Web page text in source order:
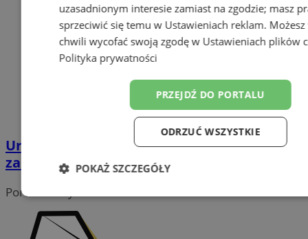
Uroczystości Wszystkich Świętych: nowe
zasady ruchu w rejonie cmentarzy
Portal należy do sieci
uzasadnionym interesie zamiast na zgodzie; masz
sprzeciwić się temu w Ustawieniach reklam.
chwili wycofać swoją zgodę w Ustawieniach plików
Polityka prywatności
PRZEJDŹ DO PORTALU
ODRZUĆ WSZYSTKIE
POKAŻ SZCZEGÓŁY
Niezbędne Wydajność